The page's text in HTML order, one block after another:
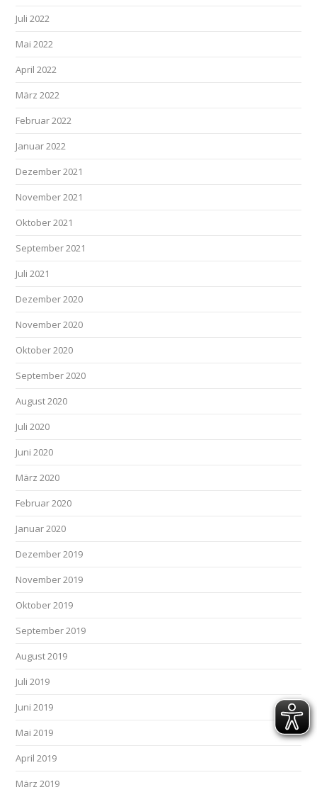
Juli 2022
Mai 2022
April 2022
März 2022
Februar 2022
Januar 2022
Dezember 2021
November 2021
Oktober 2021
September 2021
Juli 2021
Dezember 2020
November 2020
Oktober 2020
September 2020
August 2020
Juli 2020
Juni 2020
März 2020
Februar 2020
Januar 2020
Dezember 2019
November 2019
Oktober 2019
September 2019
August 2019
Juli 2019
Juni 2019
Mai 2019
April 2019
März 2019